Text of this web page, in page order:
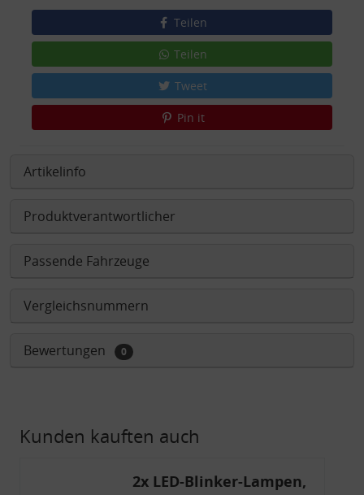
Teilen
Teilen
Tweet
Pin it
Artikelinfo
Produktverantwortlicher
Passende Fahrzeuge
Vergleichsnummern
Bewertungen 0
Kunden kauften auch
2x LED-Blinker-Lampen,